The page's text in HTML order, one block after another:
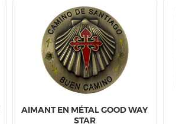
AIMANT EN MÉTAL GOOD WAY
STAR